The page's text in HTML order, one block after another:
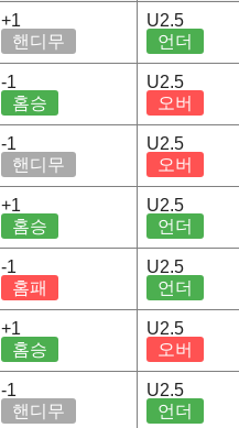
+1
핸디무
U2.5
언더
-1
홈승
U2.5
오버
-1
핸디무
U2.5
오버
+1
홈승
U2.5
언더
-1
홈패
U2.5
언더
+1
홈승
U2.5
오버
-1
핸디무
U2.5
언더